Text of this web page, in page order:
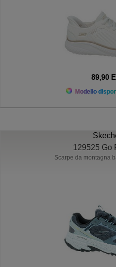
89,90
Modello
129525 Go
Scarpe da montagna